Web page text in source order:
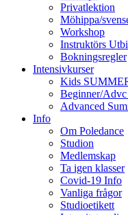
Privatlektion
Möhippa/
Workshop
Instruktörs
Bokningsregler
Intensivkurser
Kids
Beginner/
Advanced
Info
Om Poledance
Studion
Medlemskap
Ta igen klasser
Covid-19 Info
Vanliga frågor
Studioetikett